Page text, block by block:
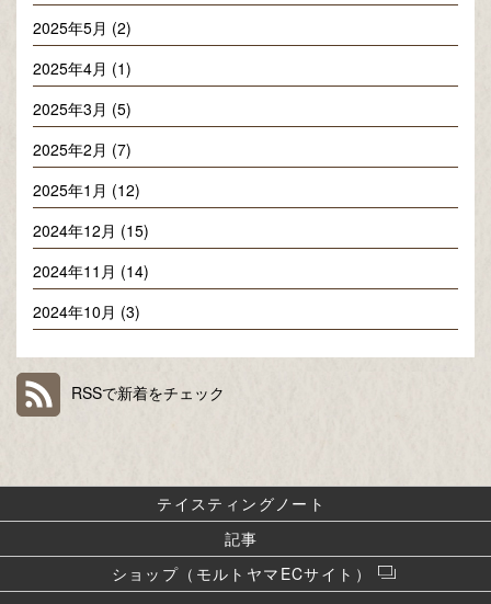
2025年5月 (2)
2025年4月 (1)
2025年3月 (5)
2025年2月 (7)
2025年1月 (12)
2024年12月 (15)
2024年11月 (14)
2024年10月 (3)
RSSで新着をチェック
テイスティングノート
記事
ショップ（モルトヤマECサイト）